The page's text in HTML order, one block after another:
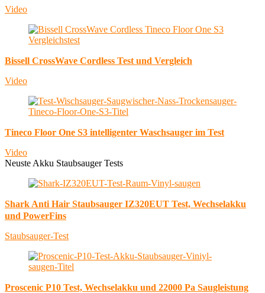
Video
Bissell CrossWave Cordless Test und Vergleich
Video
Tineco Floor One S3 intelligenter Waschsauger im Test
Video
Neuste Akku Staubsauger Tests
Shark Anti Hair Staubsauger IZ320EUT Test, Wechselakku
und PowerFins
Staubsauger-Test
Proscenic P10 Test, Wechselakku und 22000 Pa Saugleistung